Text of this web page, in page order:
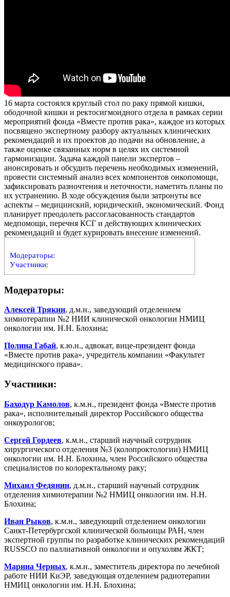
16 марта состоялся круглый стол по раку прямой кишки,
ободочной кишки и ректосигмоидного отдела в рамках серии
мероприятий фонда «Вместе против рака», каждое из которых
посвящено экспертному разбору актуальных клинических
рекомендаций и их проектов до подачи на обновление, а
также оценке связанных норм в целях их системной
гармонизации. Задача каждой панели экспертов –
анонсировать и обсудить перечень необходимых изменений,
провести системный анализ всех компонентов онкопомощи,
зафиксировать разночтения и неточности, наметить планы по
их устранению. В ходе обсуждения были затронуты все
аспекты – медицинский, юридический, экономический. Фонд
планирует преодолеть рассогласованность стандартов
медпомощи, перечня КСГ и действующих клинических
рекомендаций и будет курировать внесение изменений.
Модераторы:
Участники:
Модераторы:
Алексей Трякин, д.м.н., заведующий отделением
химиотерапии №2 НИИ клинической онкологии НМИЦ
онкологии им. Н.Н. Блохина;
Полина Габай, к.ю.н., адвокат, вице-президент фонда
«Вместе против рака», учредитель компании «Факультет
медицинского права».
Участники:
Баходур Камолов, к.м.н., президент фонда «Вместе против
рака», исполнительный директор Российского общества
онкоурологов;
Сергей Гордеев, к.м.н., старший научный сотрудник
хирургического отделения №3 (колопроктологии) НМИЦ
онкологии им. Н.Н. Блохина, член Российского общества
специалистов по колоректальному раку;
Михаил Федянин, д.м.н., старший научный сотрудник
отделения химиотерапии №2 НМИЦ онкологии им. Н.Н.
Блохина;
Иван Рыков, к.м.н., заведующий отделением онкологии
Санкт-Петербургской клинической больницы РАН, член
экспертной группы по разработке клинических рекомендаций
RUSSCO по паллиативной онкологии и опухолям ЖКТ;
Марина Черных, к.м.н., заместитель директора по лечебной
работе НИИ КиЭР, заведующая отделением радиотерапии
НМИЦ онкологии им. Н.Н. Блохина;